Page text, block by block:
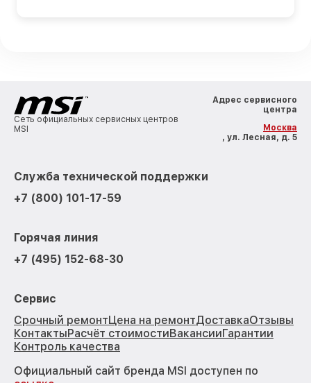
Сеть официальных сервисных центров
MSI
Адрес сервисного
центра
Москва
, ул. Лесная, д. 5
Служба технической поддержки
+7 (800) 101-17-59
Горячая линия
+7 (495) 152-68-30
Сервис
Срочный ремонтЦена на ремонтДоставкаОтзывы
КонтактыРасчёт стоимостиВакансииГарантии
Контроль качества
Официальный сайт бренда MSI доступен по